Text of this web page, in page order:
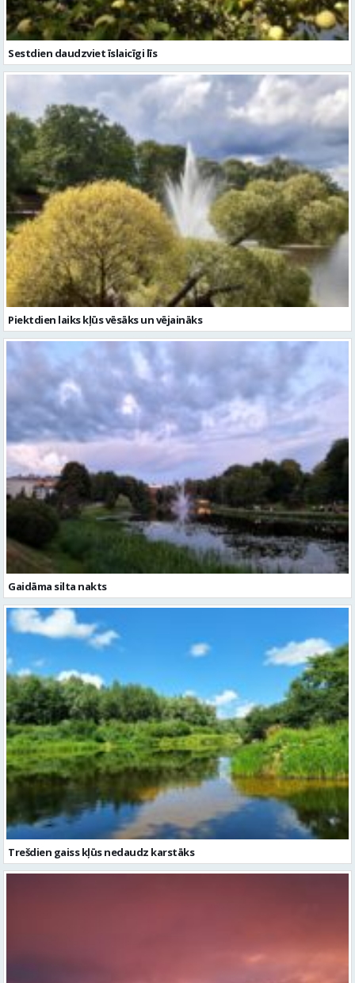
Sestdien daudzviet īslaicīgi līs
Piektdien laiks kļūs vēsāks un vējaināks
Gaidāma silta nakts
Trešdien gaiss kļūs nedaudz karstāks